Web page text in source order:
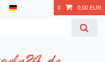
0 0,00 EUR